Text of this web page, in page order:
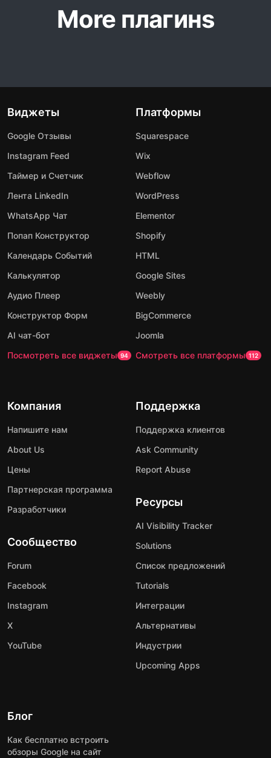
More плагинs
Виджеты
Google Отзывы
Instagram Feed
Таймер и Счетчик
Лента LinkedIn
WhatsApp Чат
Попап Конструктор
Календарь Событий
Калькулятор
Аудио Плеер
Конструктор Форм
AI чат-бот
Посмотреть все виджеты 94
Платформы
Squarespace
Wix
Webflow
WordPress
Elementor
Shopify
HTML
Google Sites
Weebly
BigCommerce
Joomla
Смотреть все платформы 112
Компания
Напишите нам
About Us
Цены
Партнерская программа
Разработчики
Сообщество
Forum
Facebook
Instagram
X
YouTube
Поддержка
Поддержка клиентов
Ask Community
Report Abuse
Ресурсы
AI Visibility Tracker
Solutions
Список предложений
Tutorials
Интеграции
Альтернативы
Индустрии
Upcoming Apps
Блог
Как бесплатно встроить
обзоры Google на сайт